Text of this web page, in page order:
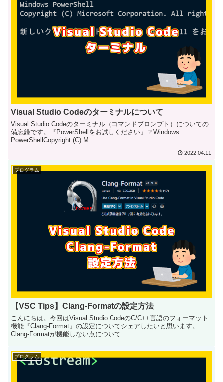
Visual Studio Codeのターミナルについて
Visual Studio Codeのターミナル（コマンドプロンプト）についての
備忘録です。『PowerShellをお試しください』？Windows
PowerShellCopyright (C) M...
2022.04.11
プログラム
【VSC Tips】Clang-Formatの設定方法
こんにちは。今回はVisual Studio CodeのC/C++言語のフォーマット
機能『Clang-Format』の設定についてシェアしたいと思います。
Clang-Formatが機能しない点について...
プログラム